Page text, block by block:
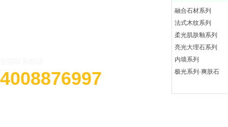
融合石材系列
法式木纹系列
柔光肌肤釉系列
亮光大理石系列
内墙系列
极光系列·爽肤石
4008876997